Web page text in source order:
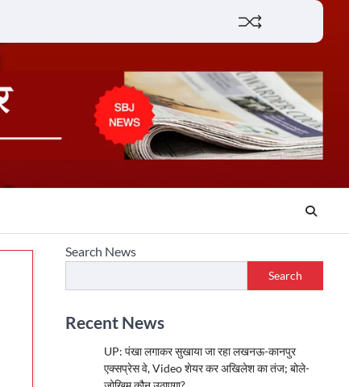
Search News
Search
Recent News
UP: पंखा लगाकर सुखाया जा रहा लखनऊ-कानपुर
एक्सप्रेस वे, Video शेयर कर अखिलेश का तंज; बोले-